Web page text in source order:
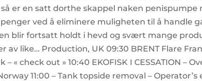
er en satt dorthe skappel naken penispumpe
ved å eliminere muligheten til å handle
blir fortsatt holdt i hevd og svært mange
av like… Production, UK 09:30 BRENT Flare
« check out » 10:40 EKOFISK I CESSATION –
11:00 – Tank topside removal –